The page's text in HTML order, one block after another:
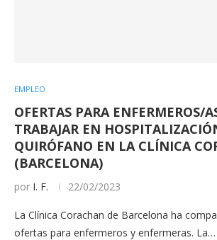
EMPLEO
OFERTAS PARA ENFERMEROS/
TRABAJAR EN
QUIRÓFANO EN LA CLÍNICA
(BARCELONA)
por I. F. 22/02/2023
La Clínica Corachan de Barcelona ha
ofertas para enfermeros y enfermeras. La…